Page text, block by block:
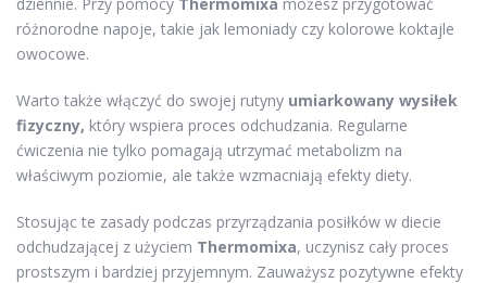
różnorodne napoje, takie jak lemoniady czy kolorowe koktajle
owocowe.
Warto także włączyć do swojej rutyny umiarkowany wysiłek
fizyczny, który wspiera proces odchudzania. Regularne
ćwiczenia nie tylko pomagają utrzymać metabolizm na
właściwym poziomie, ale także wzmacniają efekty diety.
Stosując te zasady podczas przyrządzania posiłków w diecie
odchudzającej z użyciem Thermomixa, uczynisz cały proces
prostszym i bardziej przyjemnym. Zauważysz pozytywne efekty